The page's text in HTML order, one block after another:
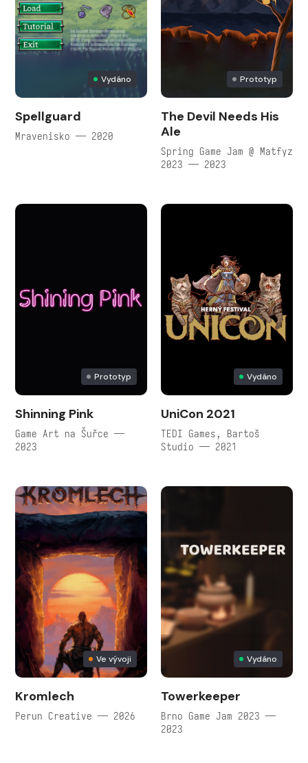
Vydáno
Spellguard
Mravenisko — 2020
Prototyp
The Devil Needs His
Ale
Spring Game Jam @ Matfyz
2023 — 2023
Prototyp
Shinning Pink
Game Art na Šuřce —
2023
Vydáno
UniCon 2021
TEDI Games, Bartoš
Studio — 2021
Ve vývoji
Kromlech
Perun Creative — 2026
Vydáno
Towerkeeper
Brno Game Jam 2023 —
2023